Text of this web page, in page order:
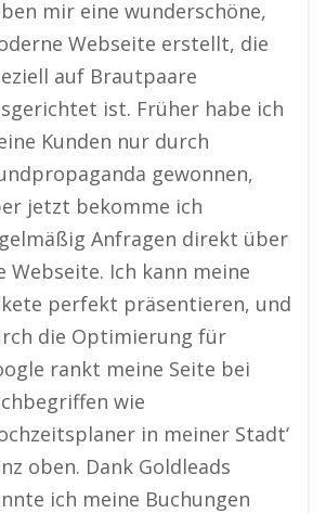
mir eine wunderschöne,
Webseite erstellt, die
auf Brautpaare
ist. Früher habe ich
Kunden nur durch
gewonnen,
jetzt bekomme ich
Anfragen direkt über
Webseite. Ich kann meine
perfekt präsentieren, und
die Optimierung für
rankt meine Seite bei
wie
in meiner Stadt‘
oben. Dank Goldleads
ich meine Buchungen